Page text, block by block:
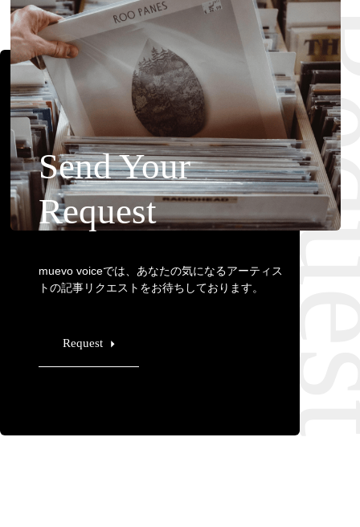
Send Your
Request
muevo voiceでは、あなたの気になるアーティス
トの記事リクエストをお待ちしております。
Request